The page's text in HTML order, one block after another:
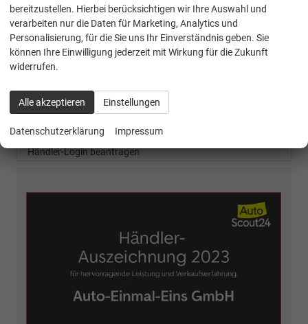
Anmelden
2359 Fahrzeuge
Leichtkraft Lager-Vorlauf
Inzahlungnahme
B2B-HÄNDLERPORTAL
Händler-Login beantragen
bereitzustellen. Hierbei berücksichtigen wir Ihre Auswahl und
verarbeiten nur die Daten für Marketing, Analytics und
Personalisierung, für die Sie uns Ihr Einverständnis geben. Sie
können Ihre Einwilligung jederzeit mit Wirkung für die Zukunft
widerrufen.
Alle akzeptieren Einstellungen
Datenschutzerklärung Impressum